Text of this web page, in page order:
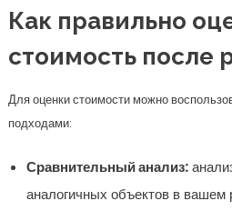
Как правильно
стоимость после
Для оценки стоимости можно
подходами:
Сравнительный анализ:
аналогичных объектов в вашем